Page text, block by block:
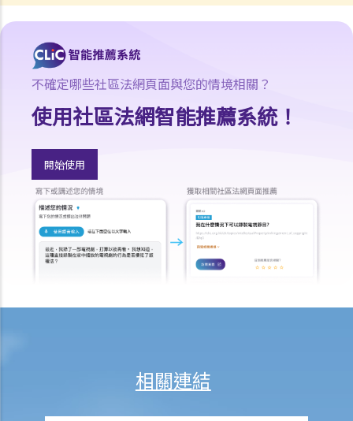
17. 我與另外兩名作者一起寫了一本書，但我們之間沒有一個是任何一
將如何分配？
18. 若擁有作品版權的公司已經不存在或已經被接管，有關版權會被怎
樣處置？
19. 擁有非同質化代幣（NFT）是否等同擁有其版權？
21. 可否在沒有作品的正本的情況下保留作品的版權？
版權及科技資訊
22. 關於印刷品的版權法例，是否同樣適用於電子形式作品？
23. 「多媒體作品」是甚麼意思？這類作品的版權會有甚麼特別之處
24. 在網站列載的內容及電郵訊息，是否會受到版權保護？那麼互聯網
在網頁內加入超連結(hyperlink)，瀏覽者可經過超連結登入另一個網
不確定哪些社區法網頁面與您的情境相關？
使用社區法網智能推薦系統！
開始使用
相關連結